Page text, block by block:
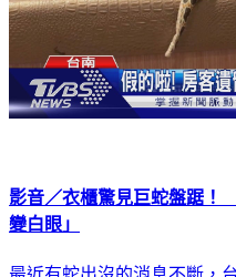
影音／衣櫃驚見巨蛇盤踞
變白眼」